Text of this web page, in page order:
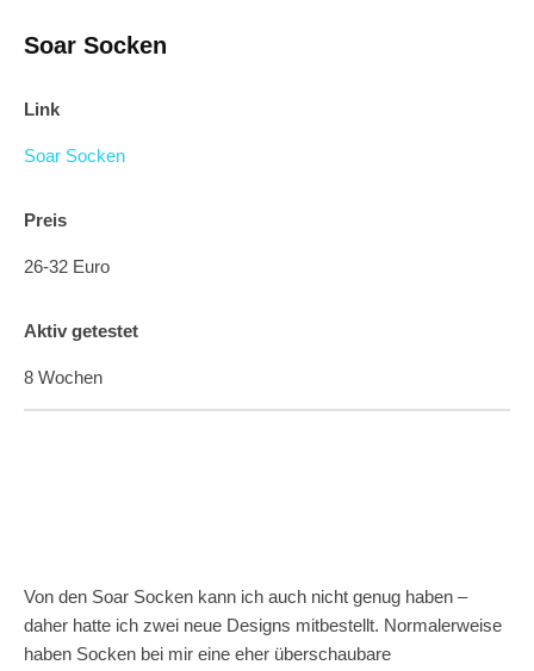
Soar Socken
Link
Soar Socken
Preis
26-32 Euro
Aktiv getestet
8 Wochen
Von den Soar Socken kann ich auch nicht genug haben –
daher hatte ich zwei neue Designs mitbestellt. Normalerweise
haben Socken bei mir eine eher überschaubare